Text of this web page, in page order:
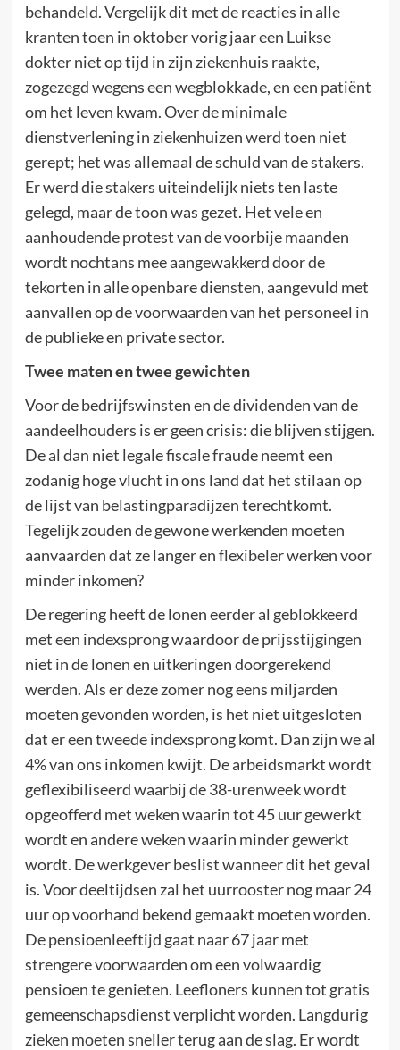
behandeld. Vergelijk dit met de reacties in alle
kranten toen in oktober vorig jaar een Luikse
dokter niet op tijd in zijn ziekenhuis raakte,
zogezegd wegens een wegblokkade, en een patiënt
om het leven kwam. Over de minimale
dienstverlening in ziekenhuizen werd toen niet
gerept; het was allemaal de schuld van de stakers.
Er werd die stakers uiteindelijk niets ten laste
gelegd, maar de toon was gezet. Het vele en
aanhoudende protest van de voorbije maanden
wordt nochtans mee aangewakkerd door de
tekorten in alle openbare diensten, aangevuld met
aanvallen op de voorwaarden van het personeel in
de publieke en private sector.
Twee maten en twee gewichten
Voor de bedrijfswinsten en de dividenden van de
aandeelhouders is er geen crisis: die blijven stijgen.
De al dan niet legale fiscale fraude neemt een
zodanig hoge vlucht in ons land dat het stilaan op
de lijst van belastingparadijzen terechtkomt.
Tegelijk zouden de gewone werkenden moeten
aanvaarden dat ze langer en flexibeler werken voor
minder inkomen?
De regering heeft de lonen eerder al geblokkeerd
met een indexsprong waardoor de prijsstijgingen
niet in de lonen en uitkeringen doorgerekend
werden. Als er deze zomer nog eens miljarden
moeten gevonden worden, is het niet uitgesloten
dat er een tweede indexsprong komt. Dan zijn we al
4% van ons inkomen kwijt. De arbeidsmarkt wordt
geflexibiliseerd waarbij de 38-urenweek wordt
opgeofferd met weken waarin tot 45 uur gewerkt
wordt en andere weken waarin minder gewerkt
wordt. De werkgever beslist wanneer dit het geval
is. Voor deeltijdsen zal het uurrooster nog maar 24
uur op voorhand bekend gemaakt moeten worden.
De pensioenleeftijd gaat naar 67 jaar met
strengere voorwaarden om een volwaardig
pensioen te genieten. Leefloners kunnen tot gratis
gemeenschapsdienst verplicht worden. Langdurig
zieken moeten sneller terug aan de slag. Er wordt